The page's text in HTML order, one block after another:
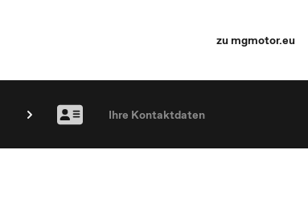
zu mgmotor.eu
Ihre Kontaktdaten